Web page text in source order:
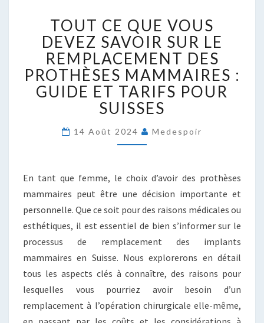
CE
QUE
VOUS
DEVEZ
SAVOIR
SUR
LE
REMPLACEMENT
DES
GUIDE
ET
TARIFS
SUISSES
TOUT CE QUE VOUS
DEVEZ SAVOIR SUR LE
REMPLACEMENT DES
PROTHÈSES MAMMAIRES :
GUIDE ET TARIFS POUR
SUISSES
14 Août 2024 Medespoir
En tant que femme, le choix d’avoir des prothèses
mammaires peut être une décision importante et
personnelle. Que ce soit pour des raisons médicales ou
esthétiques, il est essentiel de bien s’informer sur le
processus de remplacement des implants
mammaires en Suisse. Nous explorerons en détail
tous les aspects clés à connaître, des raisons pour
lesquelles vous pourriez avoir besoin d’un
remplacement à l’opération chirurgicale elle-même,